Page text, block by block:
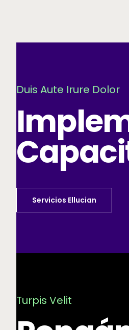
Duis Aute Irure Dolor
Servicios Ellucian
Turpis Velit